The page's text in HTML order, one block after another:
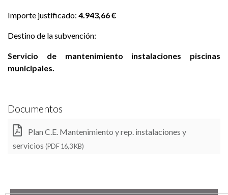
Importe justificado: 4.943,66 €
Destino de la subvención:
Servicio de mantenimiento instalaciones piscinas
municipales.
Documentos
Plan C.E. Mantenimiento y rep. instalaciones y
servicios (PDF 16,3 KB)